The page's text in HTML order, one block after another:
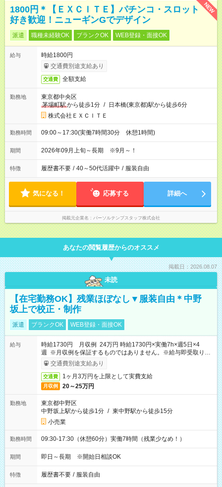
NEW
1800円＊【ＥＸＣＩＴＥ】パチンコ・スロット
好き歓迎！ニューギンGでデザイン
派遣 職種未経験OK ブランクOK WEB登録・面接OK
給与
時給1800円
交通費別途支給あり
交通費 全額支給
勤務地
東京都中央区
茅場町駅から徒歩1分 / 日本橋(東京都)駅から徒歩6分
株式会社ＥＸＣＩＴＥ
勤務時間 09:00～17:30(実働7時間30分 休憩1時間)
期間 2026年09月上旬～長期 ※9月～！
特徴 履歴書不要 / 40～50代活躍中 / 服装自由
気になる！ 応募する 詳細へ
掲載元企業名 パーソルテンプスタッフ株式会社
あなたの閲覧履歴からのオススメ
掲載日：2026.08.07
未読
【在宅勤務OK】残業ほぼなし▼服装自由＊中野
坂上で校正・制作
派遣 ブランクOK WEB登録・面接OK
給与
時給1730円 月収例 24万円 時給1730円×実働7h×週5日×4
週 ※月収例を保証するものではありません。※給与即受取りサ
ービス利用可（利用条件有）
交通費別途支給あり
交通費 1ヶ月3万円を上限として実費支給
月収例 20～25万円
勤務地
東京都中野区
中野坂上駅から徒歩1分 / 東中野駅から徒歩15分
小売業
勤務時間 09:30-17:30（休憩60分）実働7時間（残業少なめ！）
期間 即日～長期 ※開始日相談OK
特徴 履歴書不要 / 服装自由